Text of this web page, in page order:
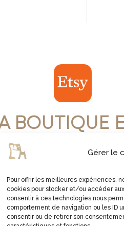
Gérer le
Pour offrir les meilleures expériences,
cookies pour stocker et/ou accéder
consentir à ces technologies nous
comportement de navigation ou les ID
consentir ou de retirer son
BOUTIQUE
JE VISITE LA